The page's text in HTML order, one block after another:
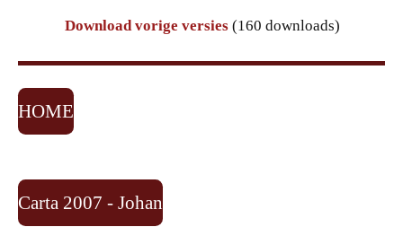
Download vorige versies (160 downloads)
HOME
Carta 2007 - Johan